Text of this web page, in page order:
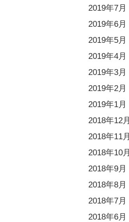
2019年7月
2019年6月
2019年5月
2019年4月
2019年3月
2019年2月
2019年1月
2018年12月
2018年11月
2018年10月
2018年9月
2018年8月
2018年7月
2018年6月